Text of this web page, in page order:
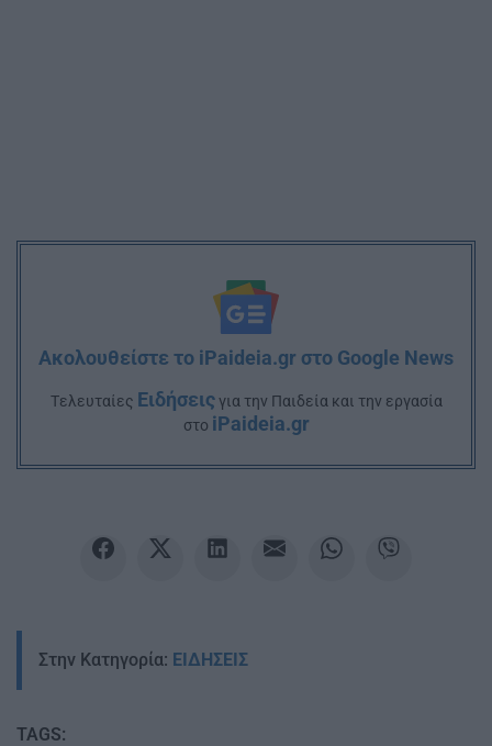
Ακολουθείστε το iPaideia.gr στο Google News
Tελευταίες Ειδήσειςγια την Παιδεία και την εργασία
στο iPaideia.gr
Στην Κατηγορία: ΕΙΔΗΣΕΙΣ
TAGS: